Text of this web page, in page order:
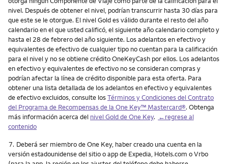
nivel. Después de obtener el nivel, podrían transcurrir hasta 30 días para
que este se le otorgue. El nivel Gold es válido durante el resto del año
calendario en el que usted calificó, el siguiente año calendario completo y
hasta el 28 de febrero del año siguiente. Los adelantos en efectivo y
equivalentes de efectivo de cualquier tipo no cuentan para la calificación
para el nivel y no se obtiene crédito OneKeyCash por ellos. Los adelantos
en efectivo y equivalentes de efectivo no se consideran compras y
podrían afectar la línea de crédito disponible para esta oferta. Para
obtener una lista detallada de los adelantos en efectivo y equivalentes
de efectivo excluidos, consulte losTérminos y Condiciones del Contrato
del Programa de Recompensas de la One Key™ Mastercard®. Obtenga
más información acerca del nivel Gold de One Key. ←regrese al
contenido
Nota
7. Deberá ser miembro de One Key, haber creado una cuenta en la
versión estadounidense del sitio o app de Expedia, Hotels.com o Vrbo